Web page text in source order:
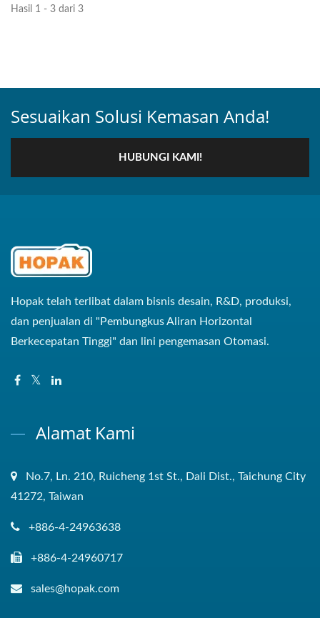
Hasil 1 - 3 dari 3
Sesuaikan Solusi Kemasan Anda!
HUBUNGI KAMI!
Hopak telah terlibat dalam bisnis desain, R&D, produksi,
dan penjualan di "Pembungkus Aliran Horizontal
Berkecepatan Tinggi" dan lini pengemasan Otomasi.
Alamat Kami
No.7, Ln. 210, Ruicheng 1st St., Dali Dist., Taichung City
41272, Taiwan
+886-4-24963638
+886-4-24960717
sales@hopak.com